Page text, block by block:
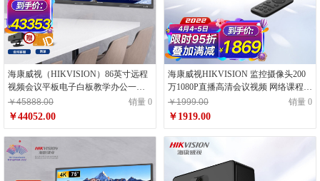
海康威视（HIKVISION）86英寸远程
视频会议平板电子白板教学办公一体
机4K超高清触摸显示智慧屏DS-
D5B86RO/B
￥45888.00 销量 0
￥44052.00
海康威视HIKVISION 监控摄像头200
万1080P直播高清会议视频 网络课程远
程视频会议 云台旋转摄像机 U102D
￥1999.00 销量 0
￥1919.00